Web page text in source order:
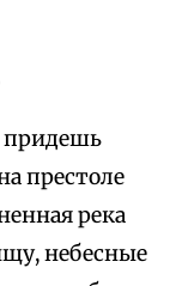
придешь
престоле
река
небесные